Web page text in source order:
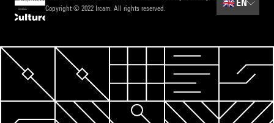
Copyright © 2022 Ircam. All rights reserved.
🇬🇧 EN